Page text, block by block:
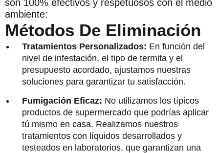
son 100% efectivos y respetuosos con el medio
ambiente:
Métodos De Eliminación
Tratamientos Personalizados: En función del
nivel de infestación, el tipo de termita y el
presupuesto acordado, ajustamos nuestras
soluciones para garantizar tu satisfacción.
Fumigación Eficaz: No utilizamos los típicos
productos de supermercado que podrías aplicar
tú mismo en casa. Realizamos nuestros
tratamientos con líquidos desarrollados y
testeados en laboratorios, que garantizan una